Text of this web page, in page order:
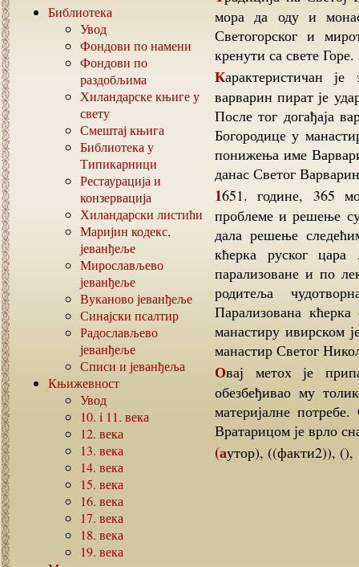
Библиотека
Увод
Фондови по намени
Фондови по
раздобљима
Хиландарске књиге у
свету
Смештај књига
Библиотека у
Типикарници
Рестаурација и
конзервација
Хиландарски листићи
Маријин кодекс,
јеванђеље
Мирослављево
јеванђеље
Вуканово јеванђеље
Синајски псалтир
Радослављево
јеванђеље
Списи и јеванђеља
Књижевност
Увод
10. i 11. века
12. века
13. века
14. века
15. века
16. века
17. века
18. века
19. века
мора да оду и
Светогорског и
кренути са свете Горе.
Карактеристичан је знак на бради Пресвете Богородице. Један
варварин пират је
После тог догађаја
Богородице у
понижења име
данас Светог
1651. године, 365 монаха манастира је имало велике економске
проблеме и решење
дала решење
кћерка руског
парализоване и по
родитеља
Парализована
манастиру ивирском
манастир Светог
Овај метох је припадао ивирском манастиру до 1932. год. и
обезбеђивао му
материјалне
Вратарицом је врло
(аутор), ((факти2)),